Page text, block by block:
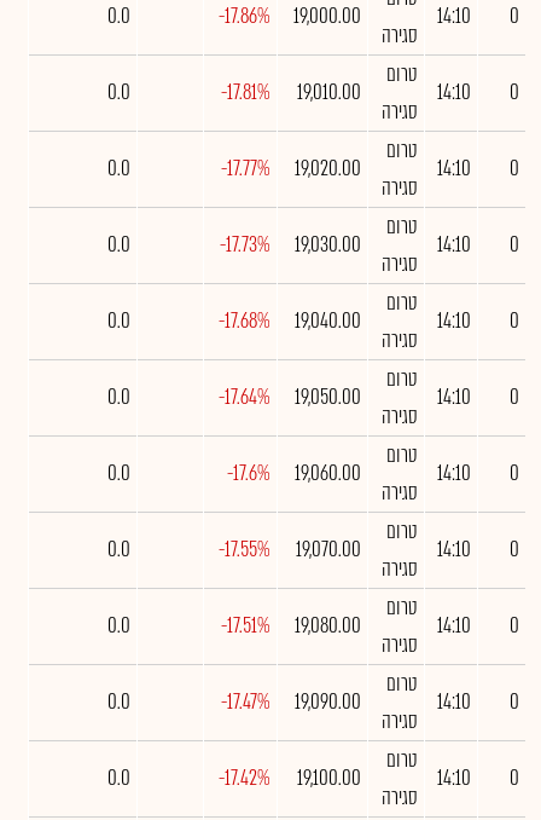
0
14:10
סגירה
19,000.00
-17.86%
0.0
0
14:10
טרום
סגירה
19,010.00
-17.81%
0.0
0
14:10
טרום
סגירה
19,020.00
-17.77%
0.0
0
14:10
טרום
סגירה
19,030.00
-17.73%
0.0
0
14:10
טרום
סגירה
19,040.00
-17.68%
0.0
0
14:10
טרום
סגירה
19,050.00
-17.64%
0.0
0
14:10
טרום
סגירה
19,060.00
-17.6%
0.0
0
14:10
טרום
סגירה
19,070.00
-17.55%
0.0
0
14:10
טרום
סגירה
19,080.00
-17.51%
0.0
0
14:10
טרום
סגירה
19,090.00
-17.47%
0.0
0
14:10
טרום
סגירה
19,100.00
-17.42%
0.0